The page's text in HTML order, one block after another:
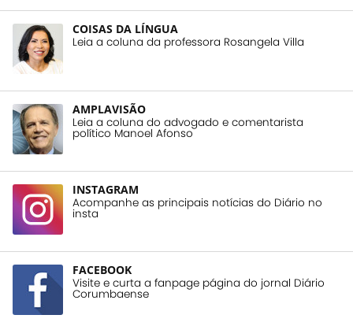
COISAS DA LÍNGUA
Leia a coluna da professora Rosangela Villa
AMPLAVISÃO
Leia a coluna do advogado e comentarista
político Manoel Afonso
INSTAGRAM
Acompanhe as principais notícias do Diário no
insta
FACEBOOK
Visite e curta a fanpage página do jornal Diário
Corumbaense